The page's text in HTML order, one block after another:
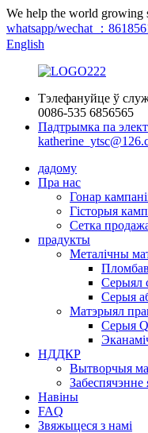
We help the world growing
whatsapp/wechat ：
English
Тэлефануйце ў
0086-535 6856565
Падтрымка па
дадому
Пра нас
Гонар
Гісторыя
Сетка
прадукты
Металічны
Серыял
Серыя
Матэрыял
Серыя
НДДКР
Вытворчыя
Забеспячэнне
Навіны
FAQ
Звяжыцеся з намі